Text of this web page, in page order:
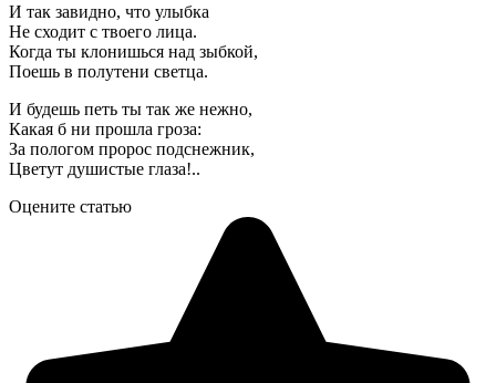
И так завидно, что улыбка
Не сходит с твоего лица.
Когда ты клонишься над зыбкой,
Поешь в полутени светца.
И будешь петь ты так же нежно,
Какая б ни прошла гроза:
За пологом пророс подснежник,
Цветут душистые глаза!..
Оцените статью